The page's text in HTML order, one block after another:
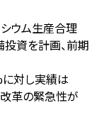
ウム生産合理
資を計画、前期
対し実績は
革の緊急性が